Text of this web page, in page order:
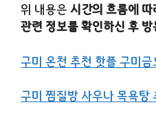
위 내용은 시간의 흐름에
관련 정보를 확인하신 후 방
구미 온천 추천 핫플 구미
구미 찜질방 사우나 목욕탕